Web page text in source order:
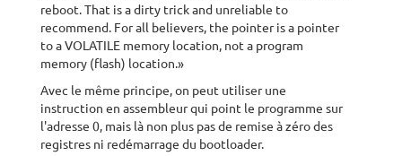
reboot. That is a dirty trick and unreliable to
recommend. For all believers, the pointer is a pointer
to a VOLATILE memory location, not a program
memory (flash) location.»
Avec le même principe, on peut utiliser une
instruction en assembleur qui point le programme sur
l'adresse 0, mais là non plus pas de remise à zéro des
registres ni redémarrage du bootloader.